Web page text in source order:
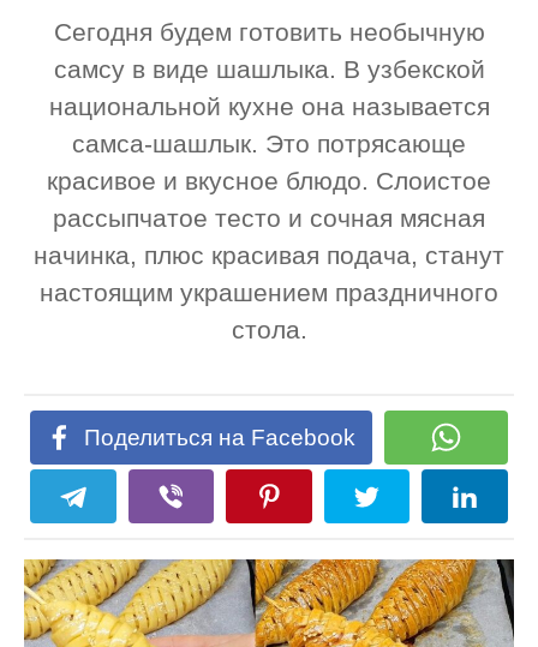
Сегодня будем готовить необычную
самсу в виде шашлыка. В узбекской
национальной кухне она называется
самса-шашлык. Это потрясающе
красивое и вкусное блюдо. Слоистое
рассыпчатое тесто и сочная мясная
начинка, плюс красивая подача, станут
настоящим украшением праздничного
стола.
Поделиться на Facebook